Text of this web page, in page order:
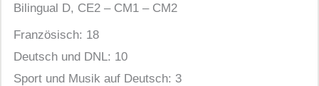
Bilingual D, CE2 – CM1 – CM2
Französisch: 18
Deutsch und DNL: 10
Sport und Musik auf Deutsch: 3